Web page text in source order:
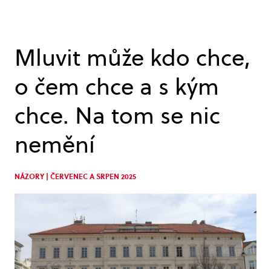
Mluvit může kdo chce,
o čem chce a s kým
chce. Na tom se nic
nemění
NÁZORY | ČERVENEC A SRPEN 2025